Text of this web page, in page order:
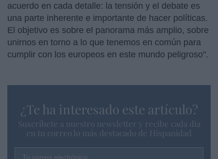
acuerdo en cada detalle: la tensión y el debate es
una parte inherente e importante de hacer políticas.
El objetivo es sobre el panorama más amplio, sobre
unirnos en torno a lo que tenemos en común para
cumplir con los europeos en este mundo peligroso".
¿Te ha interesado este artículo?
Suscríbete a nuestro newsletter y recibe cada dia
en tu correo lo más destacado de Hispanidad
Tu correo electrónico...